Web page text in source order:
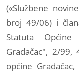
(«Službene
broj 49/06) i
Statuta
Gradačac", 2/
općine